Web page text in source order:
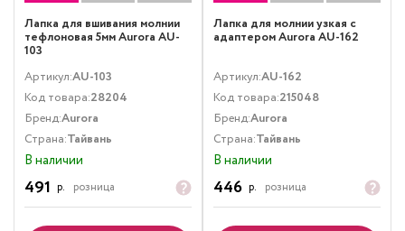
Лапка для вшивания молнии
тефлоновая 5мм Aurora AU-
103
Артикул:AU-103
Код товара:28204
Бренд:Aurora
Страна:Тайвань
В наличии
491 р. розница
Лапка для молнии узкая с
адаптером Aurora AU-162
Артикул:AU-162
Код товара:215048
Бренд:Aurora
Страна:Тайвань
В наличии
446 р. розница